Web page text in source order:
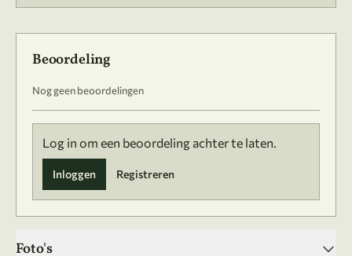
Beoordeling
Nog geen beoordelingen
Log in om een beoordeling achter te laten.
Inloggen Registreren
Foto's